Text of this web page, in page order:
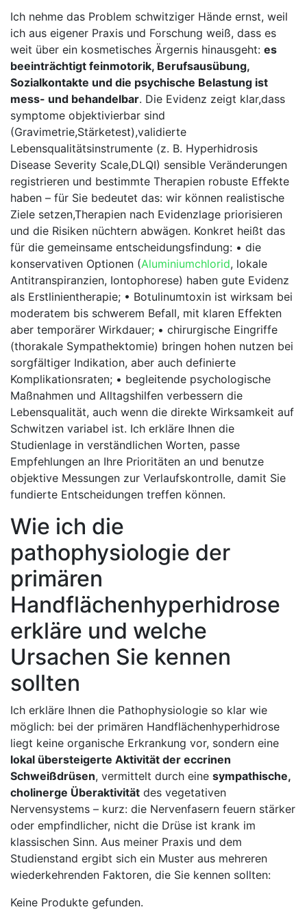
Ich nehme das Problem⁤ schwitziger Hände ernst, weil‍
ich aus ⁣eigener Praxis und Forschung weiß, dass ‍es‌
weit ‌über ein ‌kosmetisches ​Ärgernis hinausgeht: es ​
beeinträchtigt​ feinmotorik, Berufsausübung,​
Sozialkontakte und die psychische Belastung ist
mess- und behandelbar. Die⁣ Evidenz zeigt klar,dass
symptome objektivierbar sind
(Gravimetrie,Stärketest),validierte
Lebensqualitätsinstrumente (z. B.⁢ Hyperhidrosis
Disease Severity Scale,DLQI) sensible Veränderungen
registrieren und bestimmte Therapien robuste Effekte
haben – für Sie bedeutet⁣ das: wir können realistische⁣
Ziele setzen,Therapien nach ‌Evidenzlage priorisieren‍
und​ die Risiken nüchtern abwägen. Konkret⁣ heißt das
für die gemeinsame entscheidungsfindung: • die
konservativen Optionen (Aluminiumchlorid, lokale
⁤Antitranspiranzien, Iontophorese) haben ‌gute Evidenz
als Erstlinientherapie; • Botulinumtoxin ist wirksam​ bei‍
moderatem ⁤bis schwerem Befall, mit klaren Effekten
aber temporärer⁤ Wirkdauer; • chirurgische Eingriffe
(thorakale Sympathektomie) bringen ‍hohen⁤ nutzen bei
sorgfältiger Indikation, aber auch definierte
Komplikationsraten; ‌• begleitende⁢ psychologische
Maßnahmen und Alltagshilfen⁤ verbessern ⁣die⁤
Lebensqualität, auch ⁤wenn die ‍direkte Wirksamkeit auf
Schwitzen variabel ist. Ich erkläre⁣ Ihnen die
Studienlage in verständlichen Worten, passe
Empfehlungen an Ihre ⁤Prioritäten an und benutze
objektive Messungen⁤ zur Verlaufskontrolle, damit Sie​
fundierte Entscheidungen treffen können.
Wie ich die
pathophysiologie der
primären
Handflächenhyperhidrose
‍erkläre und welche
Ursachen Sie kennen⁢
sollten
Ich erkläre Ihnen die Pathophysiologie so ​klar wie⁢
möglich: ‍bei der primären ⁢Handflächenhyperhidrose
liegt keine‍ organische Erkrankung vor, sondern ​eine
lokal übersteigerte⁤ Aktivität der eccrinen
Schweißdrüsen, ⁣vermittelt ⁢durch eine sympathische,
cholinerge Überaktivität des​ vegetativen
⁣Nervensystems – kurz: die Nervenfasern feuern ⁤stärker
oder empfindlicher, nicht ​die ⁣Drüse​ ist‍ krank im
klassischen Sinn. Aus meiner Praxis und dem
Studienstand ergibt sich ein Muster⁣ aus mehreren
wiederkehrenden Faktoren, die Sie kennen sollten:
Keine Produkte gefunden.